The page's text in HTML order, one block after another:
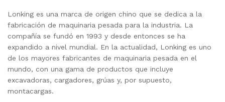
Lonking es una marca de origen chino que se dedica a la
fabricación de maquinaria pesada para la industria. La
compañía se fundó en 1993 y desde entonces se ha
expandido a nivel mundial. En la actualidad, Lonking es uno
de los mayores fabricantes de maquinaria pesada en el
mundo, con una gama de productos que incluye
excavadoras, cargadores, grúas y, por supuesto,
montacargas.